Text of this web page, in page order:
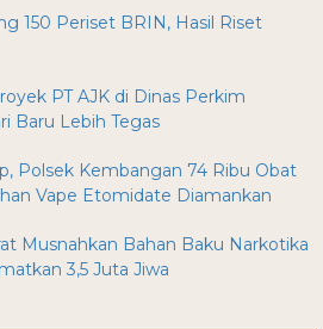
150 Periset BRIN, Hasil Riset
PT AJK di Dinas Perkim
Baru Lebih Tegas
Polsek Kembangan 74 Ribu Obat
Vape Etomidate Diamankan
Musnahkan Bahan Baku Narkotika
3,5 Juta Jiwa